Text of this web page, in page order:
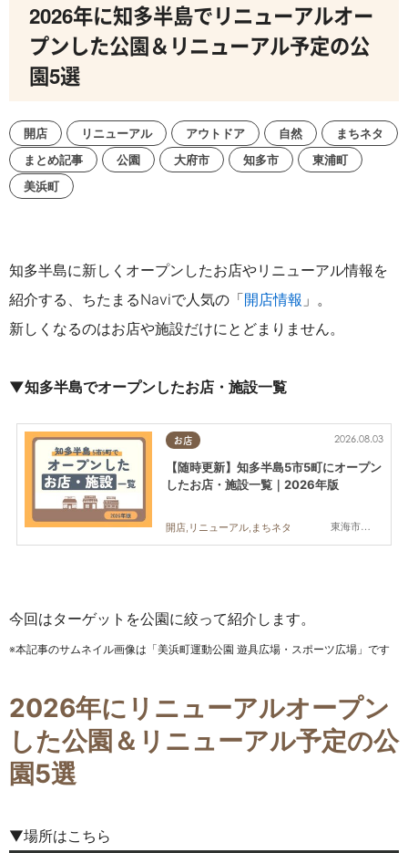
2026年に知多半島でリニューアルオー
プンした公園＆リニューアル予定の公
園5選
開店 リニューアル アウトドア 自然
まちネタ
まとめ記事
公園 大府市 知多市
東浦町
美浜町
知多半島に新しくオープンしたお店やリニューアル情報を
紹介する、ちたまるNaviで人気の「開店情報 」。
新しくなるのはお店や施設だけにとどまりません。
▼知多半島でオープンしたお店・施設一覧
お店
東海市,大府市,知多市,東浦町,阿久比町,半田市,常滑市,武豊町,美浜町,南知多町
2026.08.03
【随時更新】知多半島5市5町にオープン
したお店・施設一覧｜2026年版
開店,リニューアル,まちネタ
今回はターゲットを公園に絞って紹介します。
※本記事のサムネイル画像は「美浜町運動公園 遊具広場・スポーツ広場」です
2026年に リニューアルオープン
した公園＆リニューアル予定の公
園5選
▼場所はこちら